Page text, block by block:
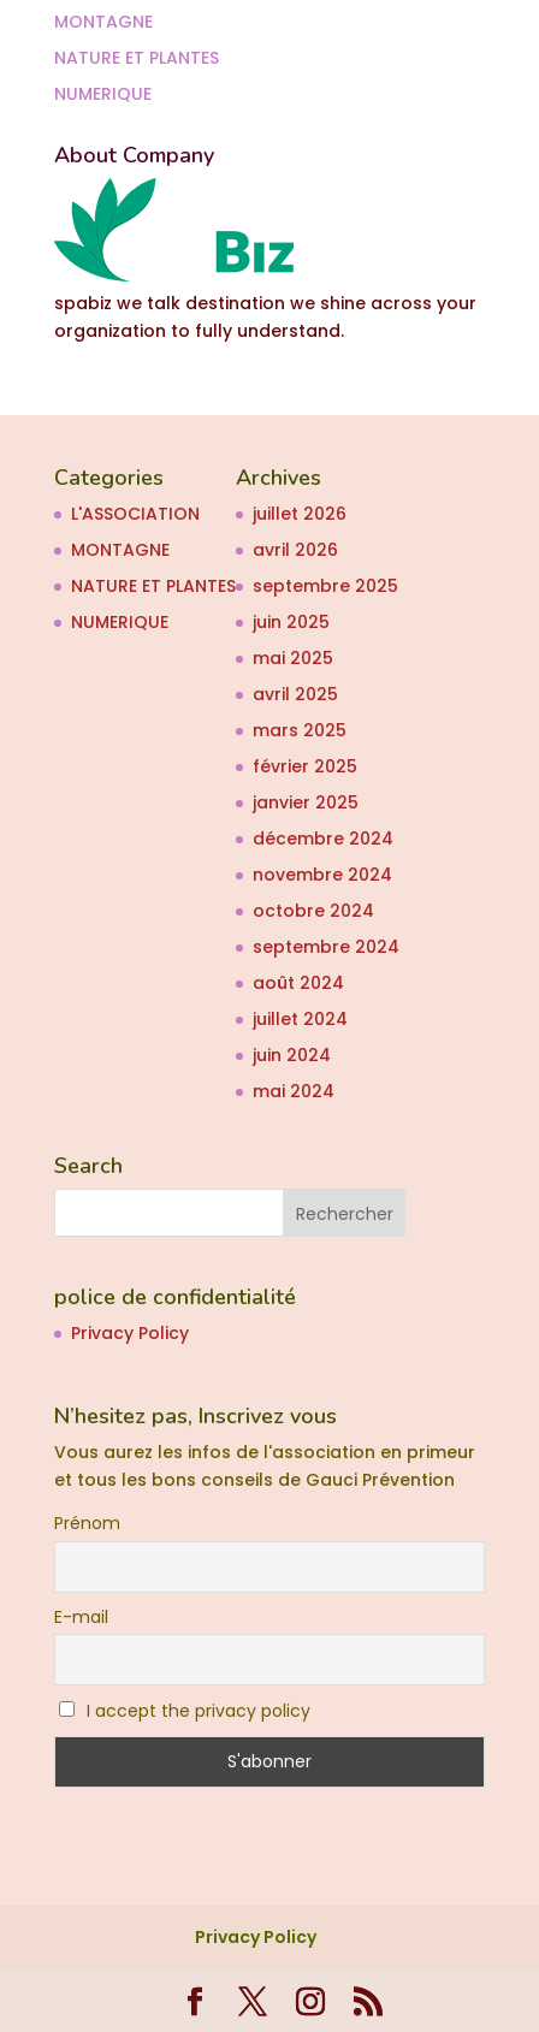
MONTAGNE
NATURE ET PLANTES
NUMERIQUE
About Company
spabiz we talk destination we shine across your
organization to fully understand.
Categories
L'ASSOCIATION
MONTAGNE
NATURE ET PLANTES
NUMERIQUE
Archives
juillet 2026
avril 2026
septembre 2025
juin 2025
mai 2025
avril 2025
mars 2025
février 2025
janvier 2025
décembre 2024
novembre 2024
octobre 2024
septembre 2024
août 2024
juillet 2024
juin 2024
mai 2024
Search
police de confidentialité
Privacy Policy
N’hesitez pas, Inscrivez vous
Vous aurez les infos de l'association en primeur
et tous les bons conseils de Gauci Prévention
Prénom
E-mail
I accept the privacy policy
Privacy Policy